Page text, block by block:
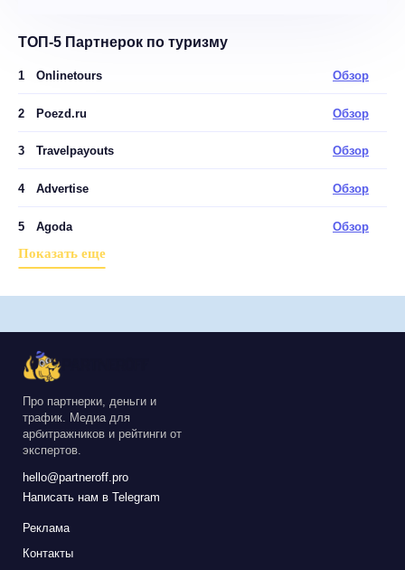
ТОП-5 Партнерок по туризму
1 Onlinetours Обзор
2 Poezd.ru Обзор
3 Travelpayouts Обзор
4 Advertise Обзор
5 Agoda Обзор
Показать еще
Про партнерки, деньги и
трафик. Медиа для
арбитражников и рейтинги от
экспертов.
hello@partneroff.pro
Написать нам в Telegram
Реклама
Контакты